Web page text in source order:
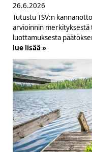
26.6.2026
Tutustu TSV:n
arvioinnin merkityksestä
luottamuksesta
lue lisää »